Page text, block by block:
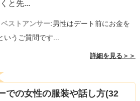
と先...
ベストアンサー:男性はデート前にお金を
うご質問です...
詳細を見る＞＞
での女性の服装や話し方(32